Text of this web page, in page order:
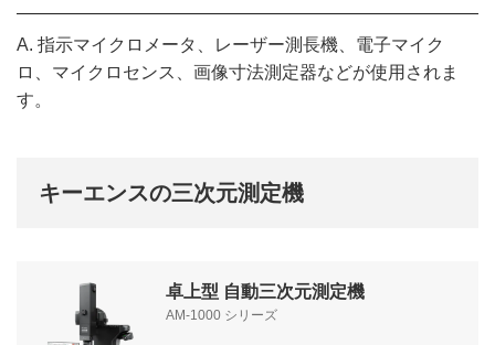
A. 指示マイクロメータ、レーザー測長機、電子マイク
ロ、マイクロセンス、画像寸法測定器などが使用されま
す。
キーエンスの三次元測定機
卓上型 自動三次元測定機
AM-1000 シリーズ